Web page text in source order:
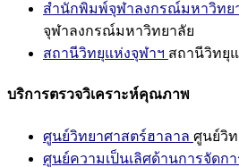
สำนักพิมพ์จุฬาลงกรณ์มหาวิทย
จุฬาลงกรณ์มหาวิทยาลัย
สถานีวิทยุแห่งจุฬาฯ สถานีวิทยุ
บริการตรวจวิเคราะห์คุณภาพ
ศูนย์วิทยาศาสตร์ฮาลาล ศูนย์วิ
ศูนย์ความเป็นเลิศด้านการจัดก